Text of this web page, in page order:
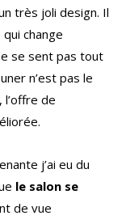
très joli design. Il
change
se sent pas tout
n’est pas le
de
j’ai eu du
le salon se
de vue